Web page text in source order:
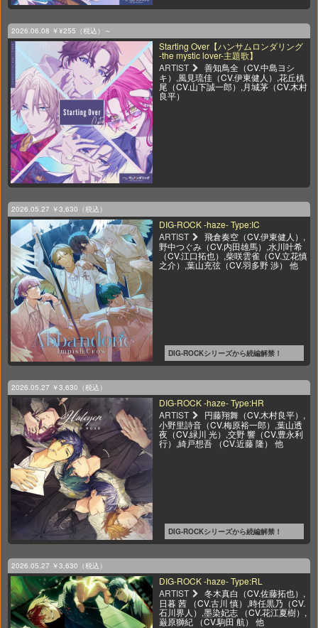
2026.06.08 ￥¥255（税込）～
Starting Over【ハンサムロンダリング
-the mystic lover-主題歌】
ARTIST
善知鳥全（CV.中島ヨシ
キ）,風見琉佳（CV.伊東健人）,花丘槙
尾（CV.山下誠一郎）,月城茅（CV.木村
良平）
2026.05.27 ￥3,630（税込）
DIG-ROCK -haze- Type:IC
ARTIST
飛倉奏空（CV.伊東健人）,
野中つぐみ（CV.内田雄馬）,水川叶希
（CV.江口拓也）,柴咲雲雀（CV.立花慎
之介）,葉山充弦（CV.羽多野 渉） 他
DIG-ROCKシリーズから続編解禁！
2026.05.27 ￥3,630（税込）
DIG-ROCK -haze- Type:HR
ARTIST
円藤翔舞（CV.木村良平）,
小野里詩音（CV.梅原裕一郎）,葉山透
夜（CV.緑川 光）,交野 響（CV.豊永利
行）,綺戸想吾 （CV.近藤 隆） 他
DIG-ROCKシリーズから続編解禁！
2026.05.27 ￥3,630（税込）
DIG-ROCK -haze- Type:RL
ARTIST
冬木真白（CV.佐藤拓也）,
日暮 茜 （CV.古川 慎）,時任黒乃（CV.
石川界人）,墨染妃志 （CV.花江夏樹）,
巌原獅紀 （CV.駒田 航） 他